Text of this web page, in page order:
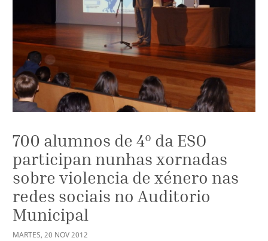
700 alumnos de 4º da ESO
participan nunhas xornadas
sobre violencia de xénero nas
redes sociais no Auditorio
Municipal
MARTES, 20 NOV2012